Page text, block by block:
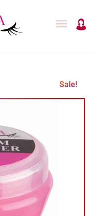
Sale!